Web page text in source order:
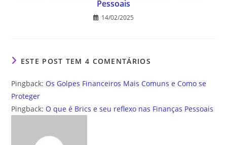
Pessoais
14/02/2025
ESTE POST TEM 4 COMENTÁRIOS
Pingback:Os Golpes Financeiros Mais Comuns e Como se
Proteger
Pingback:O que é Brics e seu reflexo nas Finanças Pessoais